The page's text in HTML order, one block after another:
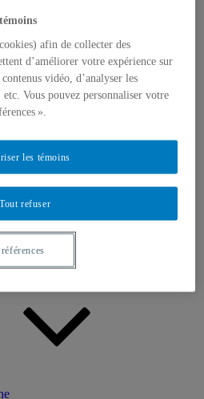
afin de collecter des
d’améliorer votre expérience sur
vidéo, d’analyser les
Vous pouvez personnaliser votre
».
Tout refuser
les témoins